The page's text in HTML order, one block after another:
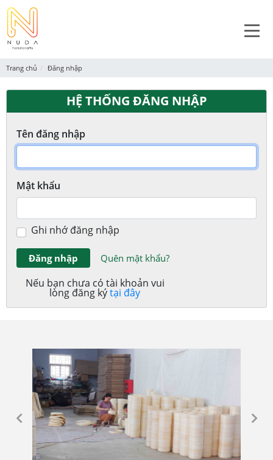
Trang chủ Đăng nhập
HỆ THỐNG ĐĂNG NHẬP
Tên đăng nhập
Mật khẩu
Ghi nhớ đăng nhập
Đăng nhập Quên mật khẩu?
Nếu bạn chưa có tài khoản vui
lòng đăng kýtại đây